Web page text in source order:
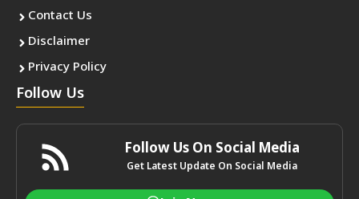
Contact Us
Disclaimer
Privacy Policy
Follow Us
Follow Us On Social Media
Get Latest Update On Social Media